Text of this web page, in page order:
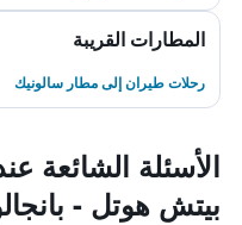
المطارات القريبة
رحلات طيران إلى مطار سالونيك
الأسئلة الشائعة
بيتش هوتل -